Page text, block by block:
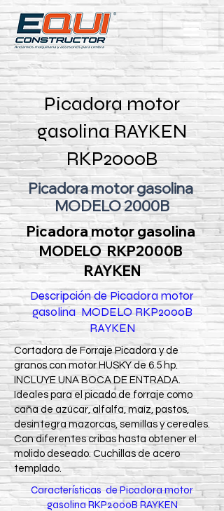
Picadora motor
gasolina RAYKEN
RKP2000B
Picadora motor gasolina
MODELO 2000B
Picadora motor gasolina
MODELO RKP2000B
RAYKEN
Descripción de Picadora motor
gasolina MODELO RKP2000B
RAYKEN
Cortadora de Forraje Picadora y de
granos con motor HUSKY de 6.5 hp.
INCLUYE UNA BOCA DE ENTRADA.
Ideales para el picado de forraje como
caña de azúcar, alfalfa, maíz, pastos,
desintegra mazorcas, semillas y cereales.
Con diferentes cribas hasta obtener el
molido deseado. Cuchillas de acero
templado.
Características de Picadora motor
gasolina RKP2000B RAYKEN